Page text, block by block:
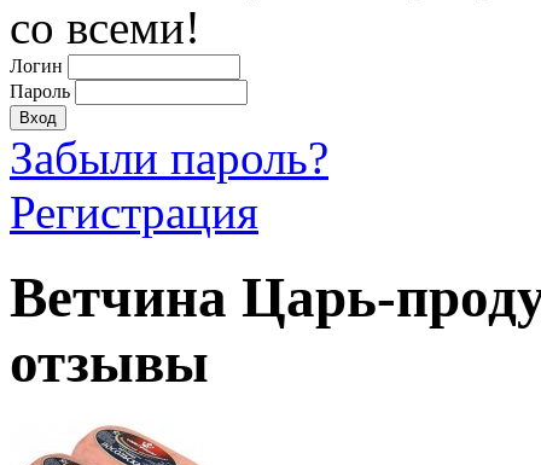
со всеми!
Логин
Пароль
Забыли пароль?
Регистрация
Ветчина Царь-
отзывы